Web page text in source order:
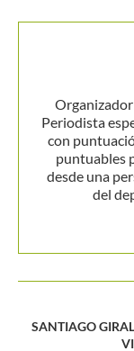
Periodista
con
puntuables
desde una
del
SANTIAGO